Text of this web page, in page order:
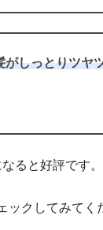
がしっとりツヤ
ると好評です。
ックしてみてく